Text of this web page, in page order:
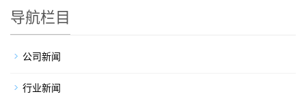
导航栏目
公司新闻
行业新闻